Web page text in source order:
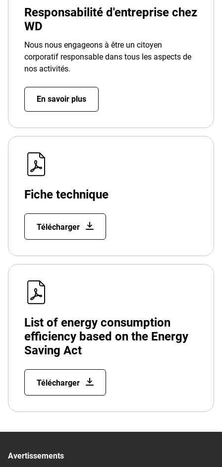
Responsabilité d'entreprise chez
WD
Nous nous engageons à être un citoyen
corporatif responsable dans tous les aspects de
nos activités.
En savoir plus
Fiche technique
Télécharger
List of energy consumption
efficiency based on the Energy
Saving Act
Télécharger
Avertissements